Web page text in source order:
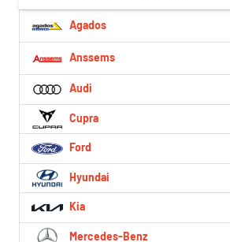
Agados
Anssems
Audi
Cupra
Ford
Hyundai
Kia
Mercedes-Benz